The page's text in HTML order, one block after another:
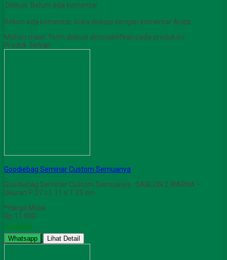
Diskusi Belum ada komentar
Belum ada komentar, buka diskusi dengan komentar Anda.
Mohon maaf, form diskusi dinonaktifkan pada produk ini.
Produk Terkait
Goodiebag Seminar Custom Semuanya
Goodiebag Seminar Custom Semuanya SABLON 2 WARNA –
Ukuran P 27 x L 11 x T 33 cm.
*Harga Mulai
Rp 11.900
Tersedia
Whatsapp Lihat Detail